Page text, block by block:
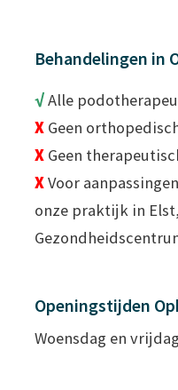
Behandelingen in
√Alle
X Geen
X Geen
XVoor
onze praktijk in
Openingstijden
Woensdag en vrijdag